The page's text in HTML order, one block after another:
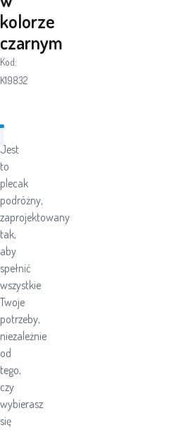
kolorze
czarnym
Kod:
K19832
Jest
to
plecak
podróżny,
zaprojektowany
tak,
aby
spełnić
wszystkie
Twoje
potrzeby,
niezależnie
od
tego,
czy
wybierasz
się